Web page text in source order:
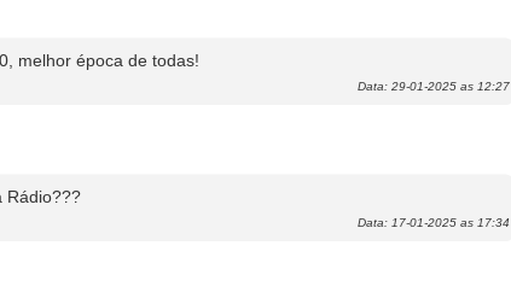
melhor época de todas!
Data: 29-01-2025 as 12:27
Rádio???
Data: 17-01-2025 as 17:34